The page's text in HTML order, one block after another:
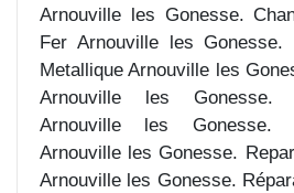
Arnouville les Gonesse.
Fer Arnouville les Gonesse.
Metallique Arnouville les
Arnouville les Gonesse.
Arnouville les Gonesse.
Arnouville les Gonesse.
Arnouville les Gonesse.